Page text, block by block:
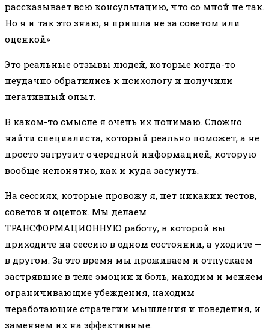
рассказывает всю консультацию, что со мной не так.
Но я и так это знаю, я пришла не за советом или
оценкой»
Это реальные отзывы людей, которые когда-то
неудачно обратились к психологу и получили
негативный опыт.
В каком-то смысле я очень их понимаю. Сложно
найти специалиста, который реально поможет, а не
просто загрузит очередной информацией, которую
вообще непонятно, как и куда засунуть.
На сессиях, которые провожу я, нет никаких тестов,
советов и оценок. Мы делаем
ТРАНСФОРМАЦИОННУЮ работу, в которой вы
приходите на сессию в одном состоянии, а уходите —
в другом. За это время мы проживаем и отпускаем
застрявшие в теле эмоции и боль, находим и меняем
ограничивающие убеждения, находим
неработающие стратегии мышления и поведения, и
заменяем их на эффективные.